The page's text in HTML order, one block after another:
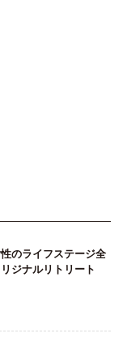
のライフステージ全
ジナルリトリート